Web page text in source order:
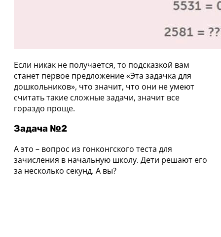
Если никак не получается, то подсказкой вам
станет первое предложение «Эта задачка для
дошкольников», что значит, что они не умеют
считать такие сложные задачи, значит все
гораздо проще.
Задача №2
А это – вопрос из гонконгского теста для
зачисления в начальную школу. Дети решают его
за несколько секунд. А вы?